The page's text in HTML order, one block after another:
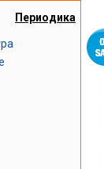
Периодика